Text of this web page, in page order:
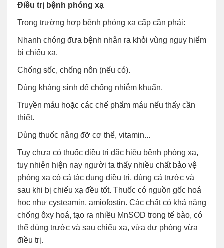
Điều trị bệnh phóng xạ
Trong trường hợp bệnh phóng xạ cấp cần phải:
Nhanh chóng đưa bệnh nhân ra khỏi vùng nguy hiểm
bị chiếu xạ.
Chống sốc, chống nôn (nếu có).
Dùng kháng sinh để chống nhiễm khuẩn.
Truyền máu hoặc các chế phẩm máu nếu thấy cần
thiết.
Dùng thuốc nâng đỡ cơ thể, vitamin...
Tuy chưa có thuốc điều trị đặc hiệu bệnh phóng xạ,
tuy nhiên hiện nay người ta thấy nhiều chất bảo vệ
phóng xạ có cả tác dụng điều trị, dùng cả trước và
sau khi bị chiếu xạ đều tốt. Thuốc có nguồn gốc hoá
học như cysteamin, amiofostin. Các chất có khả năng
chống ôxy hoá, tạo ra nhiều MnSOD trong tế bào, có
thể dùng trước và sau chiếu xạ, vừa dự phòng vừa
điều trị.